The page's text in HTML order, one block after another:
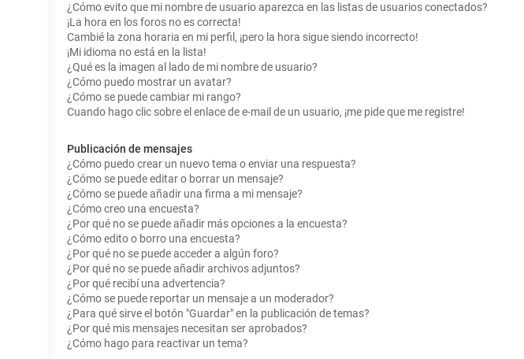
¿Cómo evito que mi nombre de usuario aparezca en las listas de usuarios conectados?
¡La hora en los foros no es correcta!
Cambié la zona horaria en mi perfil, ¡pero la hora sigue siendo incorrecto!
¡Mi idioma no está en la lista!
¿Qué es la imagen al lado de mi nombre de usuario?
¿Cómo puedo mostrar un avatar?
¿Cómo se puede cambiar mi rango?
Cuando hago clic sobre el enlace de e-mail de un usuario, ¡me pide que me registre!
Publicación de mensajes
¿Cómo puedo crear un nuevo tema o enviar una respuesta?
¿Cómo se puede editar o borrar un mensaje?
¿Cómo se puede añadir una firma a mi mensaje?
¿Cómo creo una encuesta?
¿Por qué no se puede añadir más opciones a la encuesta?
¿Cómo edito o borro una encuesta?
¿Por qué no se puede acceder a algún foro?
¿Por qué no se puede añadir archivos adjuntos?
¿Por qué recibí una advertencia?
¿Cómo se puede reportar un mensaje a un moderador?
¿Para qué sirve el botón "Guardar" en la publicación de temas?
¿Por qué mis mensajes necesitan ser aprobados?
¿Cómo hago para reactivar un tema?